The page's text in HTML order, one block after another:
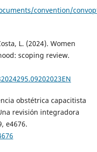
convention/
L. (2024). Women
scoping review.
obstétrica capacitista
revisión integradora
e4676.